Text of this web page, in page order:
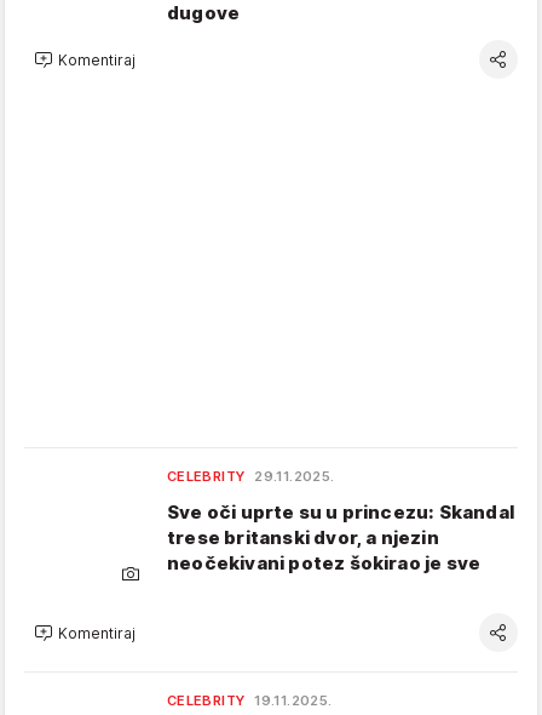
dugove
Komentiraj
CELEBRITY 29.11.2025.
Sve oči uprte su u princezu: Skandal
trese britanski dvor, a njezin
neočekivani potez šokirao je sve
Komentiraj
CELEBRITY 19.11.2025.